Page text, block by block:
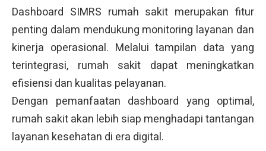
Dashboard SIMRS rumah sakit merupakan fitur
penting dalam mendukung monitoring layanan dan
kinerja operasional. Melalui tampilan data yang
terintegrasi, rumah sakit dapat meningkatkan
efisiensi dan kualitas pelayanan.
Dengan pemanfaatan dashboard yang optimal,
rumah sakit akan lebih siap menghadapi tantangan
layanan kesehatan di era digital.